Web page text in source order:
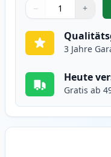
Verwenden Sie die
− +
1
3 Jahre
Heute
Gratis ab